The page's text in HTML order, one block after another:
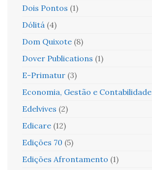
Dois Pontos (1)
Dólitá (4)
Dom Quixote (8)
Dover Publications (1)
E-Primatur (3)
Economia, Gestão e Contabilidade
Edelvives (2)
Edicare (12)
Edições 70 (5)
Edições Afrontamento (1)